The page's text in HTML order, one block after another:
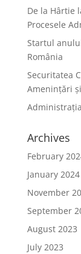
De la Hârtie
Procesele
Startul
România
Securitatea
Amenințări
Archives
February
January 2024
November
September
August 2023
July 2023